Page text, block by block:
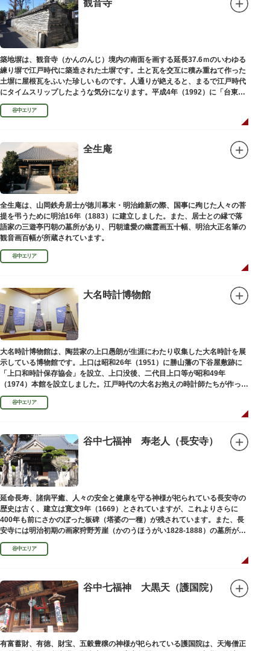
観音寺
築地塀は、観音寺（かんのんじ）境内の南面を画する延長37.6ｍのいわゆる
練り塀で江戸時代に築造された土塀です。土と瓦を交互に積み重ねて作った
土塀に屋根瓦をふいた珍しいものです。人通りが絶えると、まるで江戸時代
にタイムスリップしたような気分になります。平成4年（1992）に「台東区
まちかど賞」を受賞しました。
谷中エリア
全生庵
全生庵は、山岡鉄舟居士が徳川幕末・明治維新の際、国事に殉じた人々の菩
提を弔うために明治16年（1883）に建立しました。また、居士との縁で落
語家の三遊亭円朝の墓所があり、円朝遣愛の幽霊画五十幅、明治大正名筆の
観音画百幅が所蔵されています。
谷中エリア
大名時計博物館
大名時計博物館は、陶芸家の上口愚朗が生涯にわたり収集した大名時計を展
示している博物館です。上口は昭和26年（1951）に勝山藩の下谷屋敷跡に
「上口和時計保存協会」を設立、上口没後、二代目上口等が昭和49年
（1974）本館を設立しました。江戸時代の大名お抱えの時計師たちが作った
櫓時計、台時計、枕時計などが並びます。
谷中エリア
谷中七福神 寿老人（長安寺）
延命長寿、諸病平癒、人々の安全と健康を守る神様が祀られている長安寺の
歴史は古く、建立は寛文9年（1669）とされていますが、これよりさらに
400年も前にさかのぼった板碑（塔婆の一種）が残されています。また、長
安寺には明治初期の画家狩野芳崖（かのうほうがい1828-1888）の墓所があ
ります。
谷中エリア
谷中七福神 大黒天（護国院）
有富蓄財、有徳、財宝、五穀豊穣の神様が祀られている護国院は、天海僧正